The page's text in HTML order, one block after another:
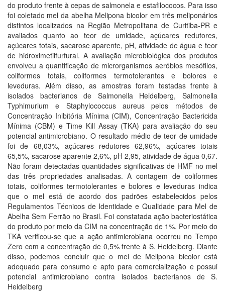
do produto frente à cepas de salmonela e estafilococos. Para isso
foi coletado mel da abelha Melipona bicolor em três meliponários
distintos localizados na Região Metropolitana de Curitiba-PR e
avaliados quanto ao teor de umidade, açúcares redutores,
açúcares totais, sacarose aparente, pH, atividade de água e teor
de hidroximetilfurfural. A avaliação microbiológica dos produtos
envolveu a quantificação de microrganismos aeróbios mesófilos,
coliformes totais, coliformes termotolerantes e bolores e
leveduras. Além disso, as amostras foram testadas frente à
isolados bacterianos de Salmonella Heidelberg, Salmonella
Typhimurium e Staphylococcus aureus pelos métodos de
Concentração Inibitória Mínima (CIM), Concentração Bactericida
Mínima (CBM) e Time Kill Assay (TKA) para avaliação do seu
potencial antimicrobiano. O resultado médio de teor de umidade
foi de 68,03%, açúcares redutores 62,96%, açúcares totais
65,5%, sacarose aparente 2,6%, pH 2,95, atividade de água 0,67.
Não foram detectadas quantidades significativas de HMF no mel
das três propriedades analisadas. A contagem de coliformes
totais, coliformes termotolerantes e bolores e leveduras indica
que o mel está de acordo dos padrões estabelecidos pelos
Regulamentos Técnicos de Identidade e Qualidade para Mel de
Abelha Sem Ferrão no Brasil. Foi constatada ação bacteriostática
do produto por meio da CIM na concentração de 1%. Por meio do
TKA verificou-se que a ação antimicrobiana ocorreu no Tempo
Zero com a concentração de 0,5% frente à S. Heidelberg. Diante
disso, podemos concluir que o mel de Melipona bicolor está
adequado para consumo e apto para comercialização e possui
potencial antimicrobiano contra isolados bacterianos de S.
Heidelberg